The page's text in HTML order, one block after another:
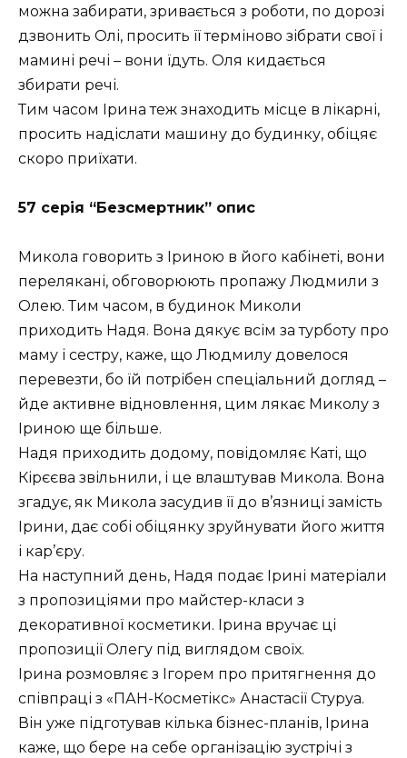
можна забирати, зривається з роботи, по дорозі
дзвонить Олі, просить її терміново зібрати свої і
мамині речі – вони їдуть. Оля кидається
збирати речі.
Тим часом Ірина теж знаходить місце в лікарні,
просить надіслати машину до будинку, обіцяє
скоро приїхати.
57 серія “Безсмертник” опис
Микола говорить з Іриною в його кабінеті, вони
перелякані, обговорюють пропажу Людмили з
Олею. Тим часом, в будинок Миколи
приходить Надя. Вона дякує всім за турботу про
маму і сестру, каже, що Людмилу довелося
перевезти, бо їй потрібен спеціальний догляд –
йде активне відновлення, цим лякає Миколу з
Іриною ще більше.
Надя приходить додому, повідомляє Каті, що
Кірєєва звільнили, і це влаштував Микола. Вона
згадує, як Микола засудив її до в’язниці замість
Ірини, дає собі обіцянку зруйнувати його життя
і кар’єру.
На наступний день, Надя подає Ірині матеріали
з пропозиціями про майстер-класи з
декоративної косметики. Ірина вручає ці
пропозиції Олегу під виглядом своїх.
Ірина розмовляє з Ігорем про притягнення до
співпраці з «ПАН-Косметікс» Анастасії Стуруа.
Він уже підготував кілька бізнес-планів, Ірина
каже, що бере на себе організацію зустрічі з